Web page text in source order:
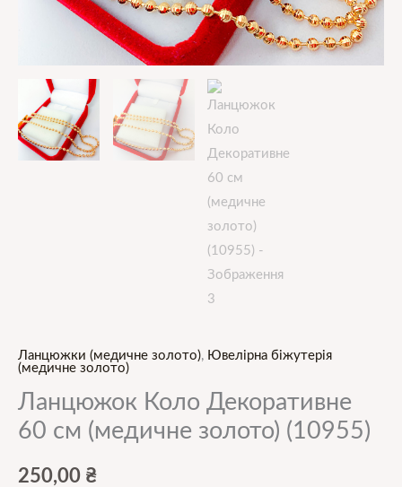
Ланцюжки (медичне золото), Ювелірна біжутерія
(медичне золото)
Ланцюжок Коло Декоративне
60 см (медичне золото) (10955)
250,00 ₴